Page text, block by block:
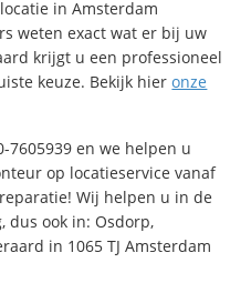
in Amsterdam
weten exact wat er bij uw
krijgt u een professioneel
keuze. Bekijk hieronze
7605939 en we helpen u
op locatieservice vanaf
Wij helpen u in de
dus ook in: Osdorp,
in 1065 TJ Amsterdam